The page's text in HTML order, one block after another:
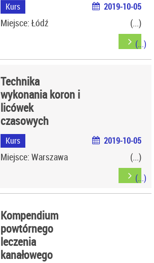
Kurs 2019-10-05
Miejsce: Łódź
Technika
wykonania koron i
licówek
czasowych
Kurs 2019-10-05
Miejsce: Warszawa
Kompendium
powtórnego
leczenia
kanałowego